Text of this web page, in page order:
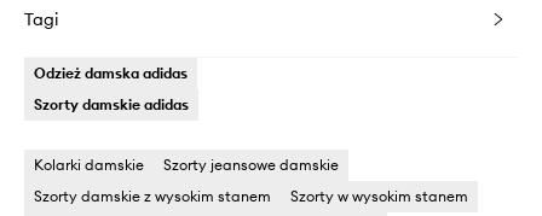
Tagi
Odzież damska adidas
Szorty damskie adidas
Kolarki damskie
Szorty jeansowe damskie
Szorty damskie z wysokim stanem
Szorty w wysokim stanem